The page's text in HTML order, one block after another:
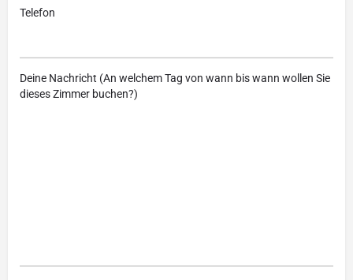
Telefon
Deine Nachricht (An welchem Tag von wann bis wann wollen Sie
dieses Zimmer buchen?)